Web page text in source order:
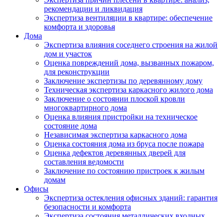
рекомендации и ликвидация
Экспертиза вентиляции в квартире: обеспечение
комфорта и здоровья
Дома
Экспертиза влияния соседнего строения на жилой
дом и участок
Оценка повреждений дома, вызванных пожаром,
для реконструкции
Заключение экспертизы по деревянному дому
Техническая экспертиза каркасного жилого дома
Заключение о состоянии плоской кровли
многоквартирного дома
Оценка влияния пристройки на техническое
состояние дома
Независимая экспертиза каркасного дома
Оценка состояния дома из бруса после пожара
Оценка дефектов деревянных дверей для
составления ведомости
Заключение по состоянию пристроек к жилым
домам
Офисы
Экспертиза остекления офисных зданий: гарантия
безопасности и комфорта